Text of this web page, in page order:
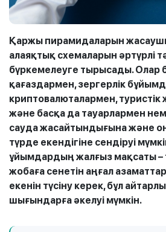
Қаржы пирамидаларын
алаяқтық схемаларын әртүрлі
бүркемелеуге тырысады. Олар
қағаздармен, зергерлік
криптовалюталармен,
және басқа да тауарлармен
сауда жасайтындығына және
түрде екендігіне сендіруі
ұйымдардың жалғыз мақсаты
жобаға сенетін аңғал
екенін түсіну керек, бұл
шығындарға әкелуі мүмкін.